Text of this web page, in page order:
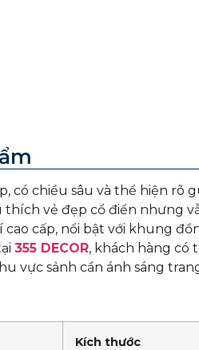
có chiều sâu và thể hiện rõ
thích vẻ đẹp cổ điển nhưng
cấp, nổi bật với khung
355 DECOR, khách hàng có
vực sảnh cần ánh sáng
Kích thước